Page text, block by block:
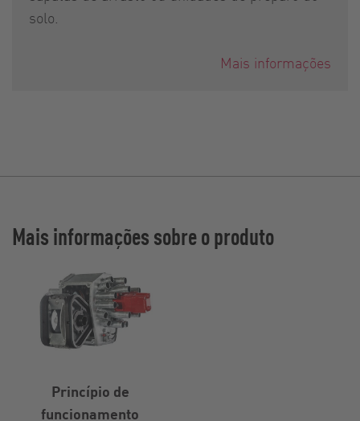
solo.
Mais informações
Mais informações sobre o produto
Princípio de
funcionamento